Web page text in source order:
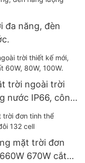
đa năng, đèn
trời ngoài trời
nước IP66, công
mặt trời đơn
670W cắt